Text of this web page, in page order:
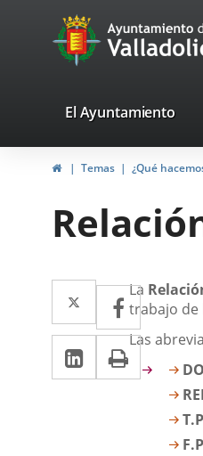
Portal
Web
Ayuntamiento
de
valladolid.es
El Ayuntamiento
HomeTemas ¿Qué
Twitter
Enlace
a
una
aplicación
Enlace
a
una
externa.
Linkedin
Enlace
a
aplicación
Print
La
trabajo de
Las